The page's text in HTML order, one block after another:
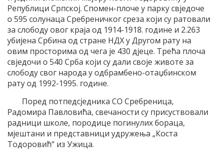
Републици Српској. Спомен-плоче у парку свједоче
о 595 солунаца Сребреничког среза који су ратовали
за слободу овог краја од 1914-1918. године и 2.263
убијена Србина од стране НДХ у Другом рату на
овим просторима од чега је 430 дјеце. Трећа плоча
свједочи о 540 Срба који су дали своје животе за
слободу свог народа у одбрамбено-отаџбинском
рату од 1992-1995. године.
Поред потпедсједника СО Сребреница,
Радомира Павловића, свечаности су присуствовали
радници школе, породице погинулих бораца,
мјештани и представници удружења „Коста
Тодоровић“ из Ужица.